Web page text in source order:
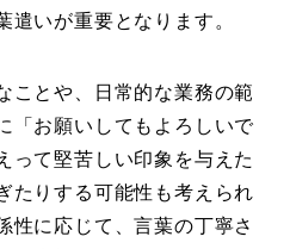
遣いが重要となります。
ことや、日常的な業務の範
「お願いしてもよろしいで
って堅苦しい印象を与えた
たりする可能性も考えられ
性に応じて、言葉の丁寧さ